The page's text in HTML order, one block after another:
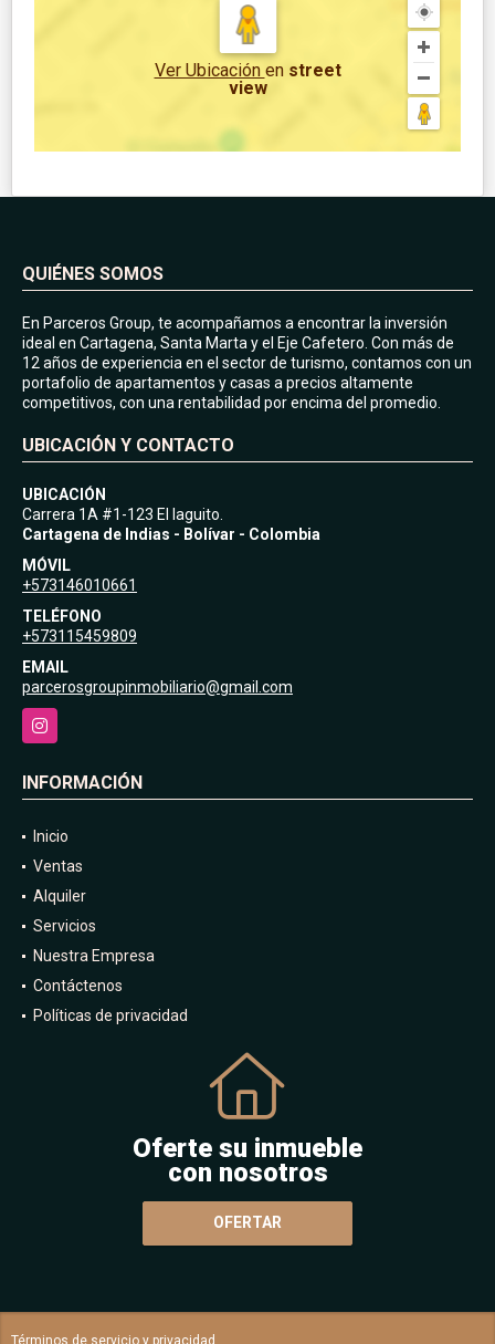
Ver Ubicación en street
view
QUIÉNES SOMOS
En Parceros Group, te acompañamos a encontrar la inversión
ideal en Cartagena, Santa Marta y el Eje Cafetero. Con más de
12 años de experiencia en el sector de turismo, contamos con un
portafolio de apartamentos y casas a precios altamente
competitivos, con una rentabilidad por encima del promedio.
UBICACIÓN Y CONTACTO
UBICACIÓN
Carrera 1A #1-123 El laguito.
Cartagena de Indias - Bolívar - Colombia
MÓVIL
+573146010661
TELÉFONO
+573115459809
EMAIL
parcerosgroupinmobiliario@gmail.com
Instagram
INFORMACIÓN
Inicio
Ventas
Alquiler
Servicios
Nuestra Empresa
Contáctenos
Políticas de privacidad
Oferte su inmueble
con nosotros
OFERTAR
Términos de servicio y privacidad